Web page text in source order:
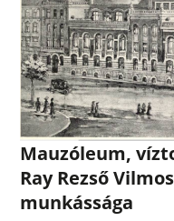
Mauzóleum,
Ray Rezső
munkássága